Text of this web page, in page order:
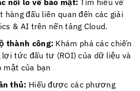
nỗi lo về bảo mật: Tìm hiểu về
hàng đầu liên quan đến các giải
& AI trên nền tảng Cloud.
thành công: Khám phá các chiến
tức đầu tư (ROI) của dữ liệu và
mật của bạn
thủ: Hiểu được các phương